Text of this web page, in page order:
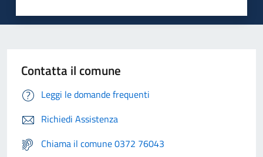
Contatta il comune
Leggi le domande frequenti
Richiedi Assistenza
Chiama il comune 0372 76043